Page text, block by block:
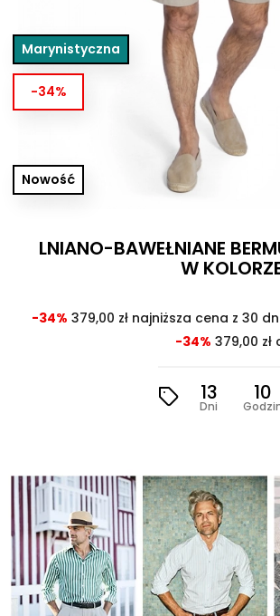
Marynistyczna
-34%
Nowość
LNIANO-BAWEŁNIANE
W
-34% 379,00 zł najniższa cena z 30
-34% 379,00
13
Dni
10